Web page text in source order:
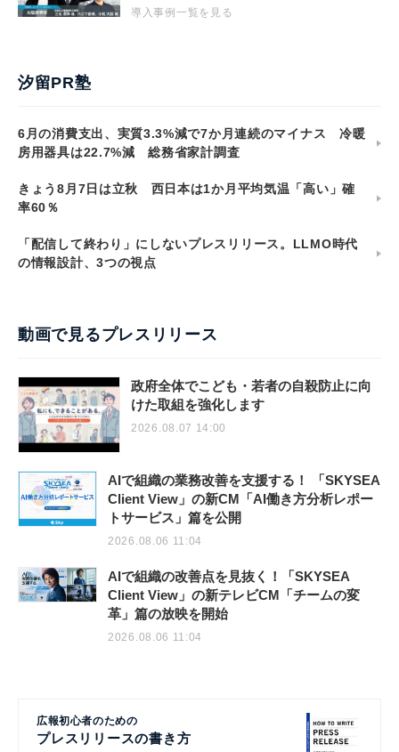
導入事例一覧を見る
汐留PR塾
6月の消費支出、実質3.3%減で7か月連続のマイナス 冷暖
房用器具は22.7%減 総務省家計調査
きょう8月7日は立秋 西日本は1か月平均気温「高い」確
率60％
「配信して終わり」にしないプレスリリース。LLMO時代
の情報設計、3つの視点
動画で見るプレスリリース
政府全体でこども・若者の自殺防止に向
けた取組を強化します
2026.08.07 14:00
AIで組織の業務改善を支援する！ 「SKYSEA
Client View」の新CM「AI働き方分析レポー
トサービス」篇を公開
2026.08.06 11:04
AIで組織の改善点を見抜く！「SKYSEA
Client View」の新テレビCM「チームの変
革」篇の放映を開始
2026.08.06 11:04
広報初心者のための
プレスリリースの書き方